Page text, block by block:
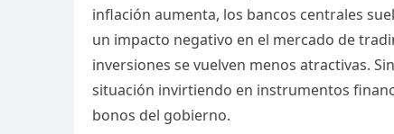
inflación aumenta, los bancos centrales
un impacto negativo en el mercado de
inversiones se vuelven menos atractivas.
situación invirtiendo en instrumentos
bonos del gobierno.